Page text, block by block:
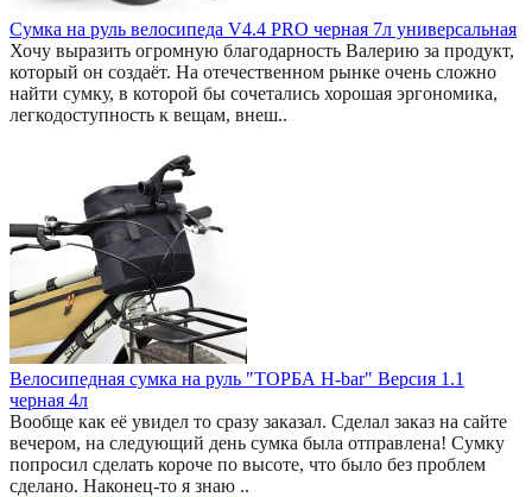
Сумка на руль велосипеда V4.4 PRO черная 7л универсальная
Хочу выразить огромную благодарность Валерию за продукт,
который он создаёт. На отечественном рынке очень сложно
найти сумку, в которой бы сочетались хорошая эргономика,
легкодоступность к вещам, внеш..
Велосипедная сумка на руль "ТОРБА H-bar" Версия 1.1
черная 4л
Вообще как её увидел то сразу заказал. Сделал заказ на сайте
вечером, на следующий день сумка была отправлена! Сумку
попросил сделать короче по высоте, что было без проблем
сделано. Наконец-то я знаю ..